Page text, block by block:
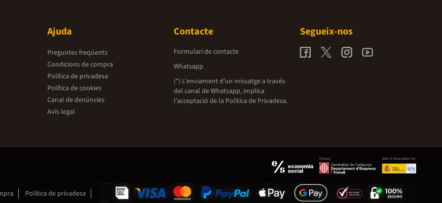
Ajuda
Preguntes freqüents
Condicions de compra
Política de privadesa
Política de cookies
Canal de denúncies
Avís legal
Contacte
Formulari de contacte
Whatsapp
(*) L'enviament d’un missatge a través
del canal de Whatsapp, implica
l'acceptació de la Política de Privadesa.
Segueix-nos
Promou: Amb el finançament de:
Política de privadesa